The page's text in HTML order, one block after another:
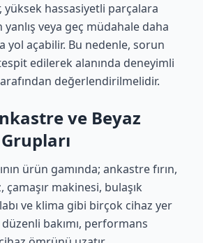
yüksek hassasiyetli parçalara
veya geç müdahale daha
yol açabilir. Bu nedenle, sorun
edilerek alanında deneyimli
değerlendirilmelidir.
ve Beyaz
ürün gamında; ankastre fırın,
çamaşır makinesi, bulaşık
ve klima gibi birçok cihaz yer
bakımı, performans